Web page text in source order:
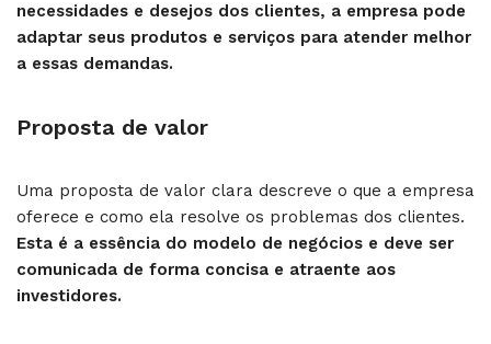
necessidades e desejos dos clientes, a empresa pode
adaptar seus produtos e serviços para atender melhor
a essas demandas.
Proposta de valor
Uma proposta de valor clara descreve o que a empresa
oferece e como ela resolve os problemas dos clientes.
Esta é a essência do modelo de negócios e deve ser
comunicada de forma concisa e atraente aos
investidores.